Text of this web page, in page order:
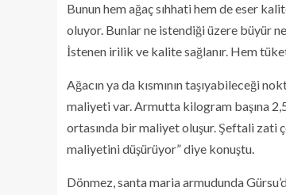
Bunun hem ağaç sıhhati hem de eser
oluyor. Bunlar ne istendiği üzere büyür
İstenen irilik ve kalite sağlanır. Hem
Ağacın ya da kısmının taşıyabileceği
maliyeti var. Armutta kilogram başına
ortasında bir maliyet oluşur. Şeftali zati
maliyetini düşürüyor” diye konuştu.
Dönmez, santa maria armudunda